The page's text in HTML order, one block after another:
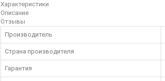
Характеристики
Описание
Отзывы
Производитель
Страна производителя
Гарантия